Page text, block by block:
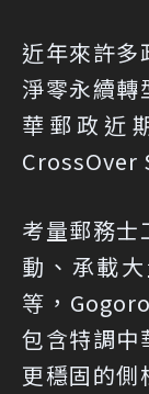
近年來許多
淨零永續轉
華郵政近
CrossOver
考量郵務士
動、承載
等，
包含特調中
更穩固的側